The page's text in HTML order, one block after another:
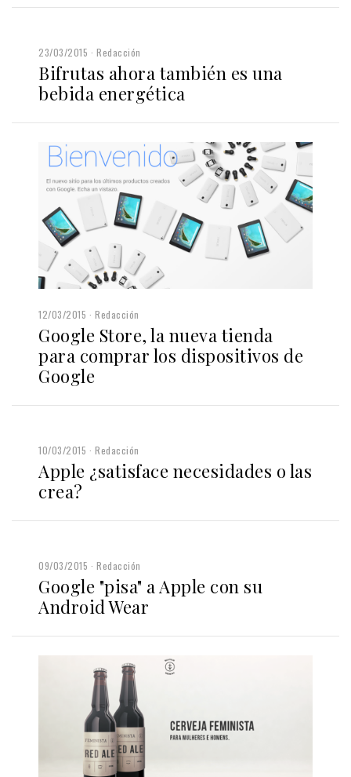
23/03/2015 Redacción
Bifrutas ahora también es una
bebida energética
12/03/2015 Redacción
Google Store, la nueva tienda
para comprar los dispositivos de
Google
10/03/2015 Redacción
Apple ¿satisface necesidades o las
crea?
09/03/2015 Redacción
Google "pisa" a Apple con su
Android Wear